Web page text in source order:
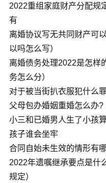
2022重组家庭财产分配规
有
离婚协议写无共同财产可
以吗怎么写）
离婚债务处理2022是怎样
务怎么分）
对于被当街扒衣服犯什么
父母包办婚姻重婚怎么办
小三和已婚男人生了小孩
孩子谁会坐牢
合同自始未生效的情形有
2022年遗嘱继承要点是什
规定）